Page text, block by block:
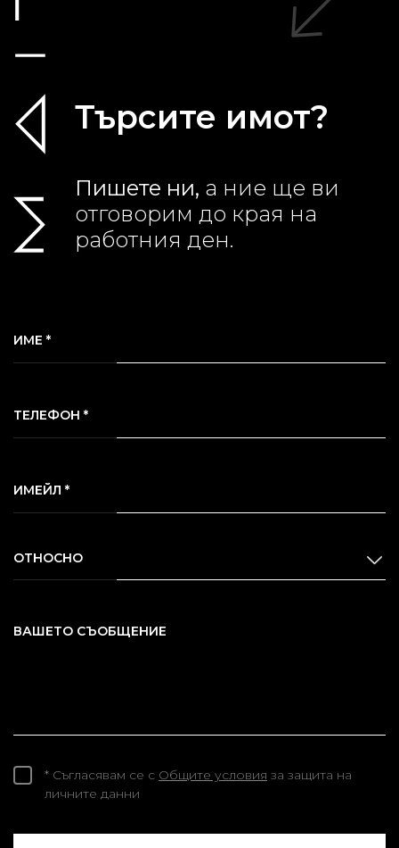
Търсите имот?
Пишете ни, а ние ще ви
отговорим до края на
работния ден.
ИМЕ *
ТЕЛЕФОН *
ИМЕЙЛ *
ОТНОСНО
ВАШЕТО СЪОБЩЕНИЕ
* Съгласявам се с Общите условия за защита на
личните данни